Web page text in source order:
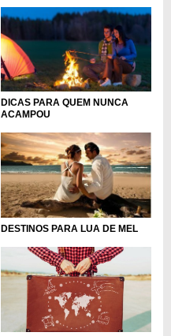
DICAS PARA QUEM NUNCA
ACAMPOU
DESTINOS PARA LUA DE MEL